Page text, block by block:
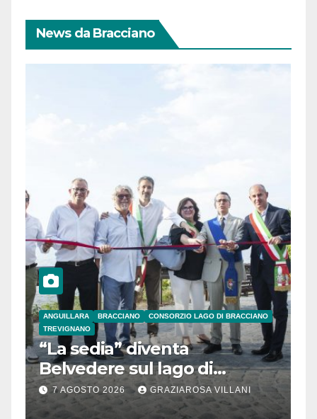
News da Bracciano
ANGUILLARA BRACCIANO
CONSORZIO LAGO DI BRACCIANO
TREVIGNANO
“La sedia” diventa
Belvedere sul lago di
Bracciano: ieri
l’inaugurazione
7 AGOSTO 2026 GRAZIAROSA VILLANI